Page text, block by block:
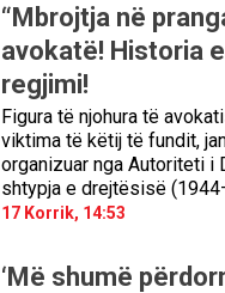
“Mbrojtja në
avokatë! Historia
regjimi!
Figura të njohura të
viktima të këtij të fundit,
organizuar nga Autoriteti i
shtypja e drejtësisë
17 Korrik, 14:53
‘Më shumë